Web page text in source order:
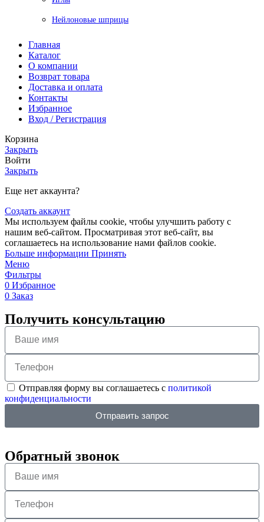
Нейлоновые шприцы
Главная
Каталог
О компании
Возврат товара
Доставка и оплата
Контакты
Избранное
Вход / Регистрация
Корзина
Закрыть
Войти
Закрыть
Еще нет аккаунта?
Создать аккаунт
Мы используем файлы cookie, чтобы улучшить работу с
нашим веб-сайтом. Просматривая этот веб-сайт, вы
соглашаетесь на использование нами файлов cookie.
Больше информации Принять
Меню
Фильтры
0 Избранное
0 Заказ
Получить консультацию
Отправляя форму вы соглашаетесь с политикой
конфиденциальности
Отправить запрос
Обратный звонок